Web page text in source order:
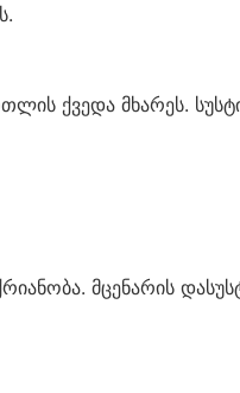
ქვედა მხარეს.
მცენარის